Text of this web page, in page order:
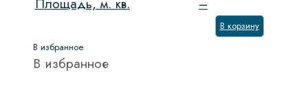
Площадь, м. кв.
–
В корзину
В избранное
В избранное